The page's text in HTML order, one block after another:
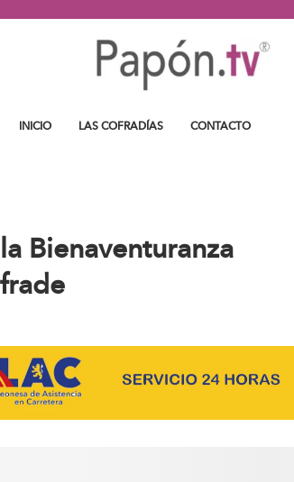
INICIO LAS COFRADÍAS CONTACTO
Bienaventuranza